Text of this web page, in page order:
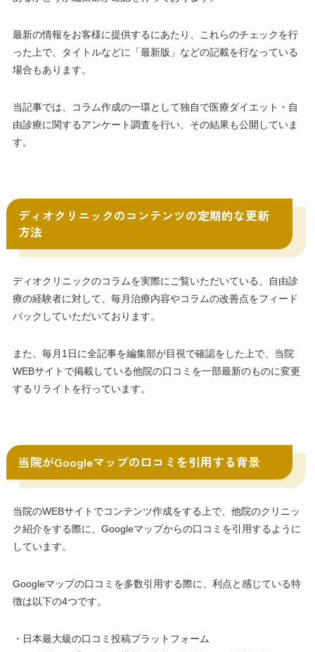
最新の情報をお客様に提供するにあたり、これらのチェックを行
った上で、タイトルなどに「最新版」などの記載を行なっている
場合もあります。
当記事では、コラム作成の一環として独自で医療ダイエット・自
由診療に関するアンケート調査を行い、その結果も公開していま
す。
ディオクリニックのコンテンツの定期的な更新
方法
ディオクリニックのコラムを実際にご覧いただいている、自由診
療の経験者に対して、毎月治療内容やコラムの改善点をフィード
バックしていただいております。
また、毎月1日に全記事を編集部が目視で確認をした上で、当院
WEBサイトで掲載している他院の口コミを一部最新のものに変更
するリライトを行っています。
当院がGoogleマップの口コミを引用する背景
当院のWEBサイトでコンテンツ作成をする上で、他院のクリニッ
ク紹介をする際に、Googleマップからの口コミを引用するように
しています。
Googleマップの口コミを多数引用する際に、利点と感じている特
徴は以下の4つです。
・日本最大級の口コミ投稿プラットフォーム